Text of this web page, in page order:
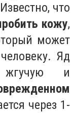
что
кожу,
может
Яд
жгучую и
через 1-